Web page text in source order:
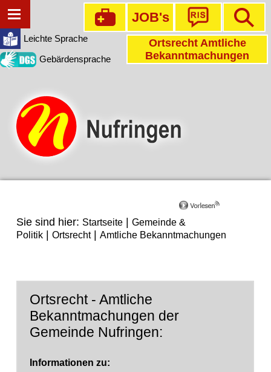
Leichte Sprache
Gebärdensprache
JOB's
Ortsrecht Amtliche
Bekanntmachungen
Sie sind hier: Startseite| Gemeinde &
Politik| Ortsrecht| Amtliche Bekanntmachungen
Ortsrecht - Amtliche
Bekanntmachungen der
Gemeinde Nufringen:
Informationen zu: